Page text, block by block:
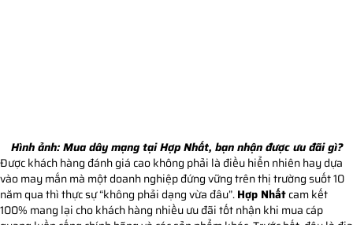
Hình ảnh:Mua dây mạng tại Hợp Nhất, bạn nhận được ưu đãi gì?
Được khách hàng đánh giá cao không phải là điều hiển nhiên hay dựa
vào may mắn mà một doanh nghiệp đứng vững trên thị trường suốt 10
năm qua thì thực sự “không phải dạng vừa đâu”.Hợp Nhấtcam kết
100% mang lại cho khách hàng nhiều ưu đãi tốt nhận khi mua cáp